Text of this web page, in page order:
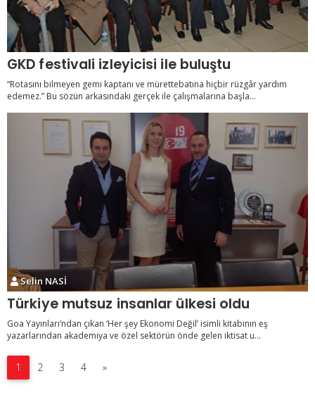
GKD festivali izleyicisi ile buluştu
“Rotasını bilmeyen gemi kaptanı ve mürettebatına hiçbir rüzgâr yardım
edemez.” Bu sözün arkasındaki gerçek ile çalışmalarına başla...
Selin NASİ
Türkiye mutsuz insanlar ülkesi oldu
Goa Yayınları’ndan çıkan ‘Her şey Ekonomi Değil’ isimli kitabının eş
yazarlarından akademiya ve özel sektörün önde gelen iktisat u...
1 2 3 4 »